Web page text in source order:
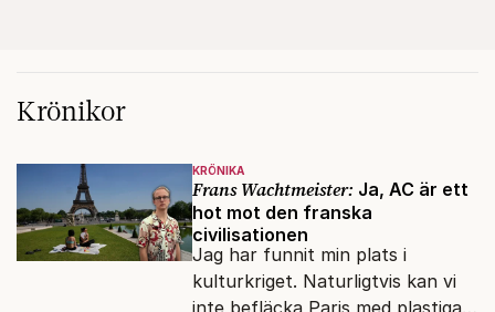
Krönikor
KRÖNIKA
Frans Wachtmeister: Ja, AC är ett
hot mot den franska
civilisationen
Jag har funnit min plats i
kulturkriget. Naturligtvis kan vi
inte befläcka Paris med plastiga